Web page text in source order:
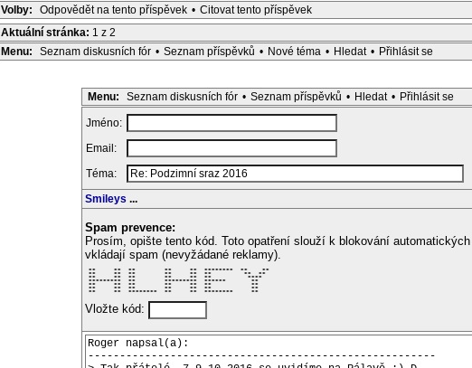
Volby: Odpovědět na tento příspěvek • Citovat tento příspěvek
Aktuální stránka: 1 z 2
Menu: Seznam diskusních fór • Seznam příspěvků • Nové téma • Hledat • Přihlásit se
Menu: Seznam diskusních fór • Seznam příspěvků • Hledat • Přihlásit se
Jméno:
Email:
Téma:
Smileys ...
Spam prevence:
Prosím, opište tento kód. Toto opatření slouží k blokování
vkládají spam (nevyžádané reklamy).
**     **  **        **     **  ********  **    **
**     **  **        **     **  **         **  **
**     **  **        **     **  **          ****
*********  **        *********  ******       **
**     **  **        **     **  **           **
**     **  **        **     **  **           **
**     **  ********  **     **  ********     **
Vložte kód: